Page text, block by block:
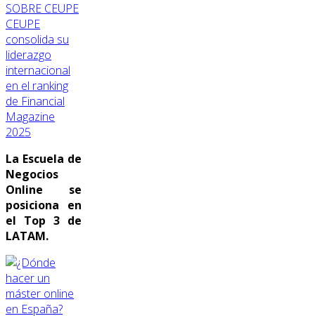
SOBRE CEUPE
CEUPE
consolida su
liderazgo
internacional
en el ranking
de Financial
Magazine
2025
La Escuela de
Negocios
Online se
posiciona en
el Top 3 de
LATAM.